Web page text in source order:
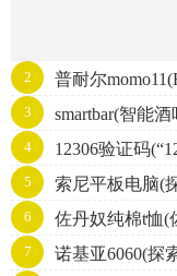
2
普耐尔
3 smartbar(智能
4 12306验证码
5 索尼平板电脑(
6
佐丹奴纯棉t恤(
康肌肤)
7 诺基亚6060(探